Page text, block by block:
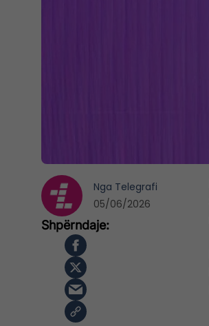
Nga Telegrafi
05/06/2026